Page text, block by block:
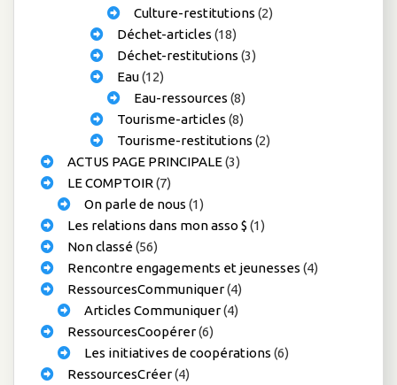
Culture-restitutions (2)
Déchet-articles (18)
Déchet-restitutions (3)
Eau(12)
Eau-ressources (8)
Tourisme-articles (8)
Tourisme-restitutions (2)
ACTUS PAGE PRINCIPALE(3)
LE COMPTOIR (7)
On parle de nous (1)
Les relations dans mon asso $ (1)
Non classé(56)
Rencontre engagements et jeunesses (4)
RessourcesCommuniquer(4)
Articles Communiquer(4)
RessourcesCoopérer(6)
Les initiatives de coopérations (6)
RessourcesCréer(4)